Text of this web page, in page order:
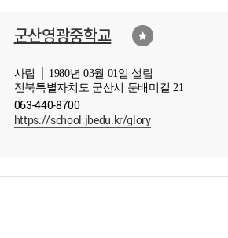
군산영광중학교
사립 │ 1980년 03월 01일 설립
전북특별자치도 군산시 둔배미길 21
063-440-8700
https://school.jbedu.kr/glory